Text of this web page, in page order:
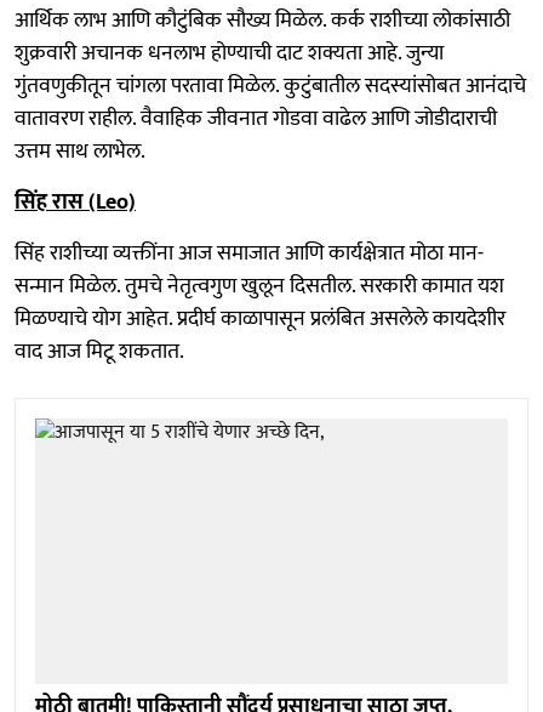
आर्थिक लाभ आणि कौटुंबिक सौख्य मिळेल. कर्क राशीच्या लोकांसाठी
शुक्रवारी अचानक धनलाभ होण्याची दाट शक्यता आहे. जुन्या
गुंतवणुकीतून चांगला परतावा मिळेल. कुटुंबातील सदस्यांसोबत आनंदाचे
वातावरण राहील. वैवाहिक जीवनात गोडवा वाढेल आणि जोडीदाराची
उत्तम साथ लाभेल.
सिंह रास (Leo)
सिंह राशीच्या व्यक्तींना आज समाजात आणि कार्यक्षेत्रात मोठा मान-
सन्मान मिळेल. तुमचे नेतृत्वगुण खुलून दिसतील. सरकारी कामात यश
मिळण्याचे योग आहेत. प्रदीर्घ काळापासून प्रलंबित असलेले कायदेशीर
वाद आज मिटू शकतात.